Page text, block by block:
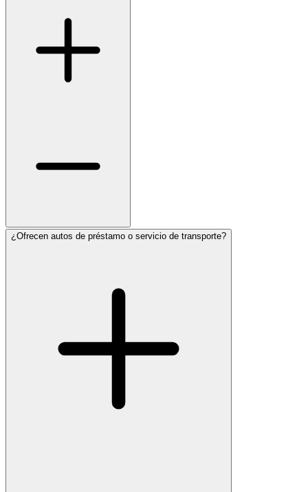
¿Ofrecen autos de préstamo o servicio de transporte?